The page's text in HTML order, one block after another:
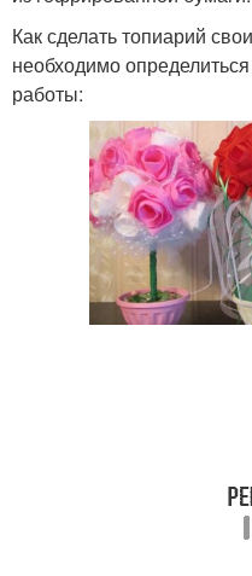
Как сделать топиарий
необходимо
работы: